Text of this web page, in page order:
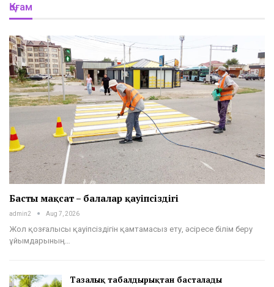
Қоғам
Басты мақсат – балалар қауіпсіздігі
admin2 Aug 7, 2026
Жол қозғалысы қауіпсіздігін қамтамасыз ету, әсіресе білім беру
ұйымдарының…
Тазалық табалдырықтан басталады